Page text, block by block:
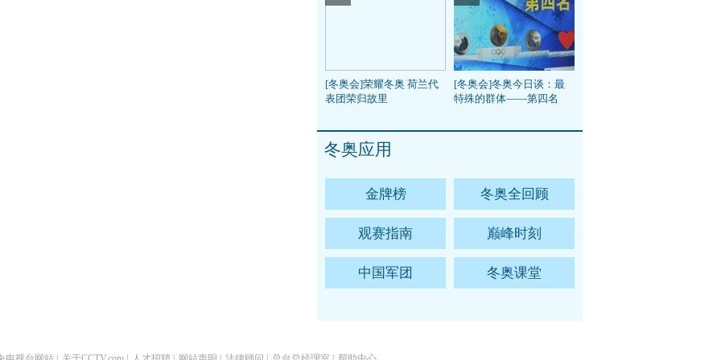
[冬奥会]荣耀冬奥 荷兰代
表团荣归故里
[冬奥会]冬奥今日谈：最
特殊的群体——第四名
冬奥应用
金牌榜 冬奥全回顾
观赛指南 巅峰时刻
中国军团 冬奥课堂